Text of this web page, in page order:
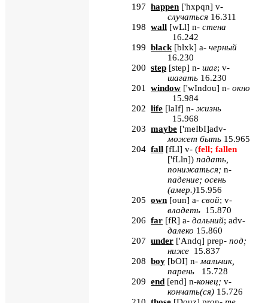
197 happen ['hxpqn] v-
случаться 16.311
198 wall [wLl] n- стена
16.242
199 black [blxk] a- черный
16.230
200 step [step] n- шаг; v-
шагать 16.230
201 window ['wIndou] n- окно
15.984
202 life [laIf] n- жизнь
15.968
203 maybe ['meIbI]adv-
может быть 15.965
204 fall [fLl] v- (fell; fallen
['fLln]) падать,
понижаться; n-
падение; осень
(амер.)15.956
205 own [oun] a- свой; v-
владеть 15.870
206 far [fR] a- дальний; adv-
далеко 15.860
207 under ['Andq] prep- под;
ниже 15.837
208 boy [bOI] n- мальчик,
парень 15.728
209 end [end] n-конец; v-
кончать(ся) 15.726